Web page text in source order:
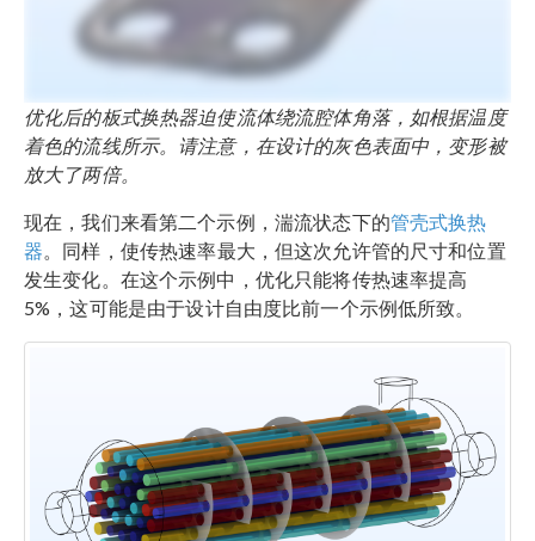
优化后的板式换热器迫使流体绕流腔体角落，如根据温度
着色的流线所示。请注意，在设计的灰色表面中，变形被
放大了两倍。
现在，我们来看第二个示例，湍流状态下的管壳式换热
器。同样，使传热速率最大，但这次允许管的尺寸和位置
发生变化。在这个示例中，优化只能将传热速率提高
5%，这可能是由于设计自由度比前一个示例低所致。